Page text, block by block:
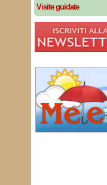
Visite guidate